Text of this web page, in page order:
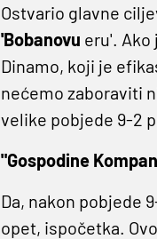
Ostvario glavne
'Bobanovu eru'. Ako
Dinamo, koji je
nećemo zaboraviti
velike pobjede 9-2
"Gospodine
Da, nakon pobjede
opet, ispočetka.